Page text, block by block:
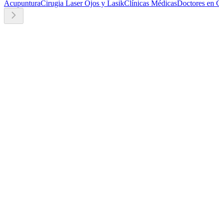
AcupunturaCirugia Laser Ojos y LasikClínicas MédicasDoctores en